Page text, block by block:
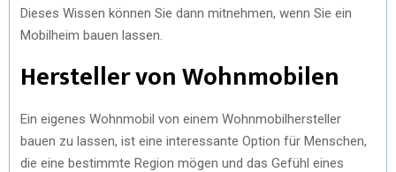
Dieses Wissen können Sie dann mitnehmen, wenn Sie ein
Mobilheim bauen lassen.
Hersteller von Wohnmobilen
Ein eigenes Wohnmobil von einem Wohnmobilhersteller
bauen zu lassen, ist eine interessante Option für Menschen,
die eine bestimmte Region mögen und das Gefühl eines